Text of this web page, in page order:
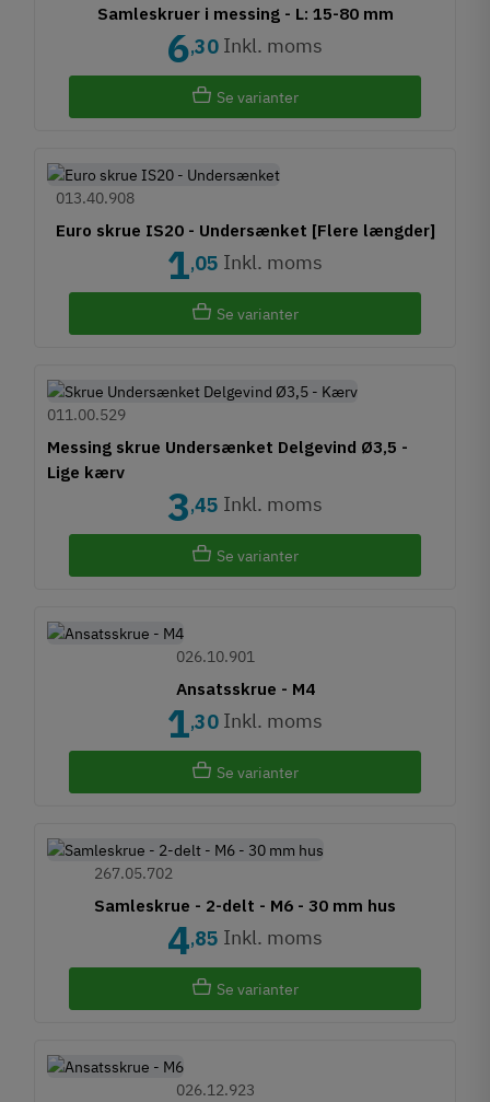
Samleskruer i messing - L: 15-80 mm
6,30 Inkl. moms
Se varianter
Euro skrue IS20 - Undersænket [Flere længder]
013.40.908
1,05 Inkl. moms
Se varianter
Messing skrue Undersænket Delgevind Ø3,5 -
Lige kærv
011.00.529
3,45 Inkl. moms
Se varianter
Ansatsskrue - M4
026.10.901
1,30 Inkl. moms
Se varianter
Samleskrue - 2-delt - M6 - 30 mm hus
267.05.702
4,85 Inkl. moms
Se varianter
026.12.923